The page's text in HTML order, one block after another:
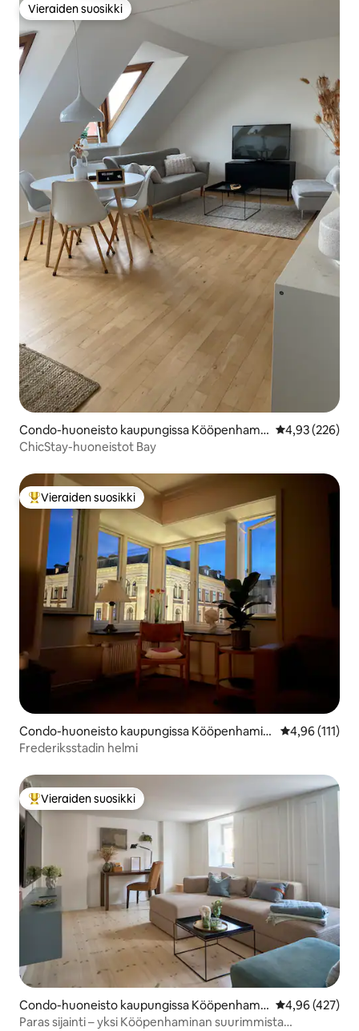
Vieraiden suosikki
Vieraiden suosikki
Condo-huoneisto kaupungissa Kööpenhami
na
4,93 (226)
ChicStay-huoneistot Bay
Vieraiden suosikkien parhaimmistoa
Vieraiden suosikki
Condo-huoneisto kaupungissa Kööpenhamin
a
4,96 (111)
Frederiksstadin helmi
Vieraiden suosikkien parhaimmistoa
Vieraiden suosikki
Condo-huoneisto kaupungissa Kööpenhami
na
4,96 (427)
Paras sijainti – yksi Kööpenhaminan suurimmista